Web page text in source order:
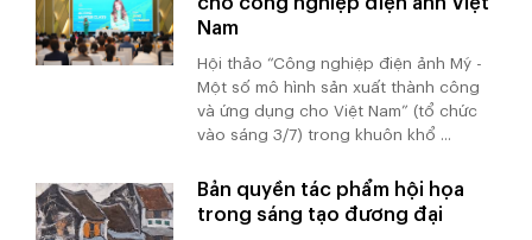
Nam
Hội thảo “Công nghiệp điện ảnh Mỹ -
Một số mô hình sản xuất thành công
và ứng dụng cho Việt Nam” (tổ chức
vào sáng 3/7) trong khuôn khổ ...
Bản quyền tác phẩm hội họa
trong sáng tạo đương đại